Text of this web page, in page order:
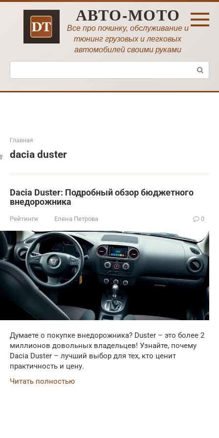
Перейти
АВТО-МОТО
Все про починку, обслуживание и
тюнинг грузовых и легковых
автомобилей своими руками
Поиск:
Главная
dacia duster
Dacia Duster: Подробный обзор бюджетного
внедорожника
Рейтинги Елена Петрова 0
Думаете о покупке внедорожника? Duster – это более 2
миллионов довольных владельцев! Узнайте, почему
Dacia Duster – лучший выбор для тех, кто ценит
практичность и цену.
Читать полностью